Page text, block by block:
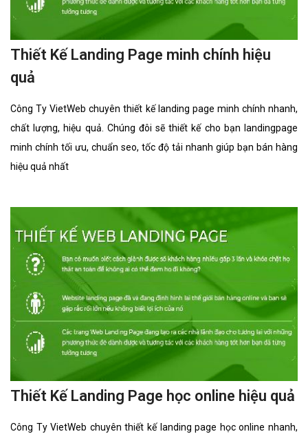
Thiết Kế Landing Page minh chính hiệu
quả
Công Ty VietWeb chuyên thiết kế landing page minh chính nhanh,
chất lượng, hiệu quả. Chúng đôi sẽ thiết kế cho bạn landingpage
minh chính tối ưu, chuẩn seo, tốc độ tải nhanh giúp bạn bán hàng
hiệu quả nhất
Thiết Kế Landing Page học online hiệu quả
Công Ty VietWeb chuyên thiết kế landing page học online nhanh,